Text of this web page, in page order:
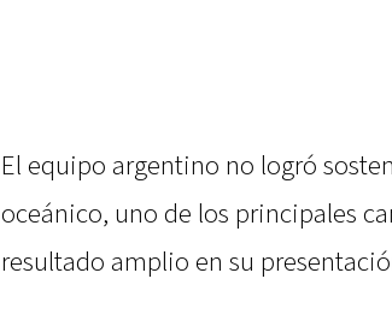
El equipo argentino no logró
oceánico, uno de los principales
resultado amplio en su